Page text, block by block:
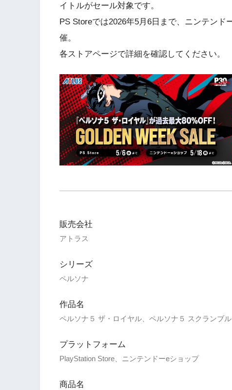
イトルがセール対象です。
PS Storeでは2026年5月6日まで、ニンテンド
催。
各ストアページで詳細を確認してください。
販売会社
アトラス
シリーズ
ペルソナ
作品名
ペルソナ５ ザ・ロイヤル、ペルソナ５ スクランブ
プラットフォーム
PlayStation Store、ニンテンドーeショップ
商品名